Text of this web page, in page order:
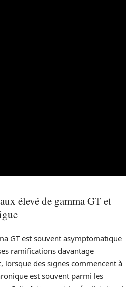
élevé de gamma GT et
GT est souvent asymptomatique
ramifications davantage
lorsque des signes commencent à
est souvent parmi les